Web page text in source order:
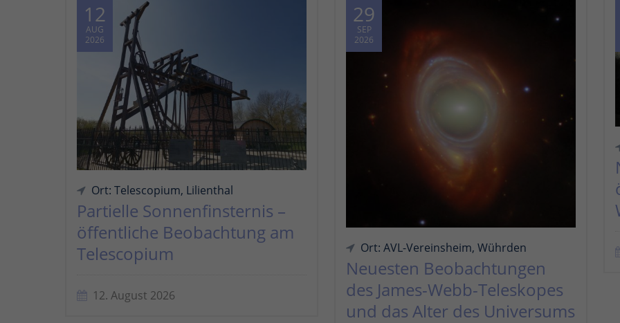
12
AUG
2026
Ort: Telescopium, Lilienthal
Partielle Sonnenfinsternis –
öffentliche Beobachtung am
Telescopium
12. August 2026
29
SEP
2026
Ort: AVL-Vereinsheim, Wührden
Neuesten Beobachtungen
des James-Webb-Teleskopes
und das Alter des Universums